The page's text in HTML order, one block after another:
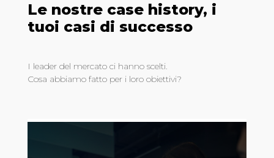
Le nostre case history, i
tuoi casi di successo
I leader del mercato ci hanno scelti.
Cosa abbiamo fatto per i loro obiettivi?